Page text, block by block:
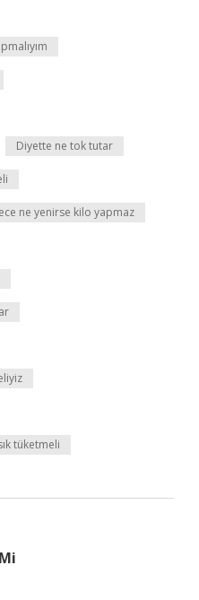
Diyette ne tok tutar
ne yenirse kilo yapmaz
tüketmeli